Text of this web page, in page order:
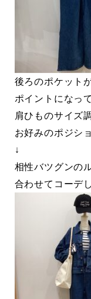
後ろのポケット
ポイントになっ
肩ひものサイズ
お好みのポジシ
↓
相性バツグンの
合わせてコーデ